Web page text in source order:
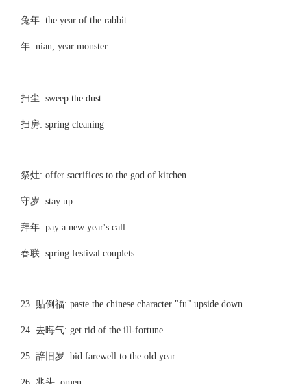
兔年: the year of the rabbit
年: nian; year monster
扫尘: sweep the dust
扫房: spring cleaning
祭灶: offer sacrifices to the god of kitchen
守岁: stay up
拜年: pay a new year's call
春联: spring festival couplets
23. 贴倒福: paste the chinese character "fu" upside down
24. 去晦气: get rid of the ill-fortune
25. 辞旧岁: bid farewell to the old year